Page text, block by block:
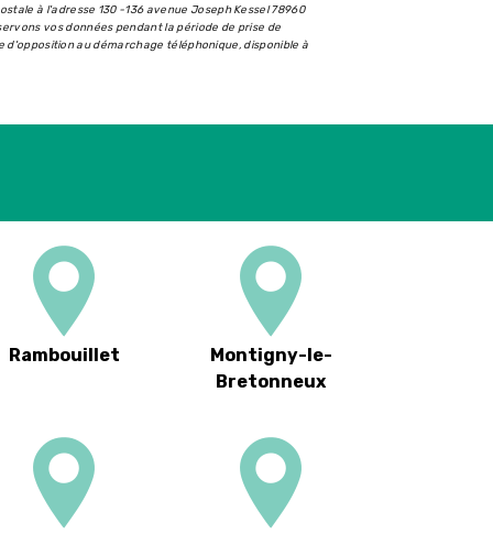
à l'adresse 130 -136 avenue Joseph Kessel 78960
vos données pendant la période de prise de
au démarchage téléphonique, disponible à
Rambouillet
Montigny-le-
Bretonneux